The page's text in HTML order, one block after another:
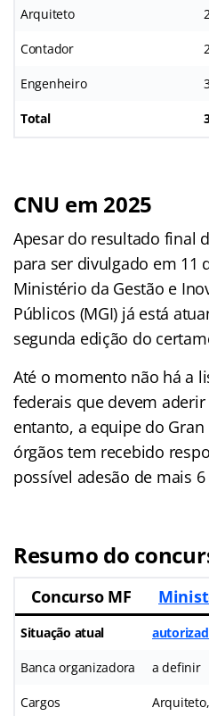
Arquiteto
Contador
Engenheiro
Total
CNU em 2025
Apesar do resultado final
para ser divulgado em 11
Ministério da Gestão e
Públicos (MGI) já está
segunda edição do
Até o momento não há a
federais que devem
entanto, a equipe do
órgãos tem recebido
possível adesão de mais 6
Resumo do
Concurso MF
Situação atual
Banca organizadora a definir
Cargos